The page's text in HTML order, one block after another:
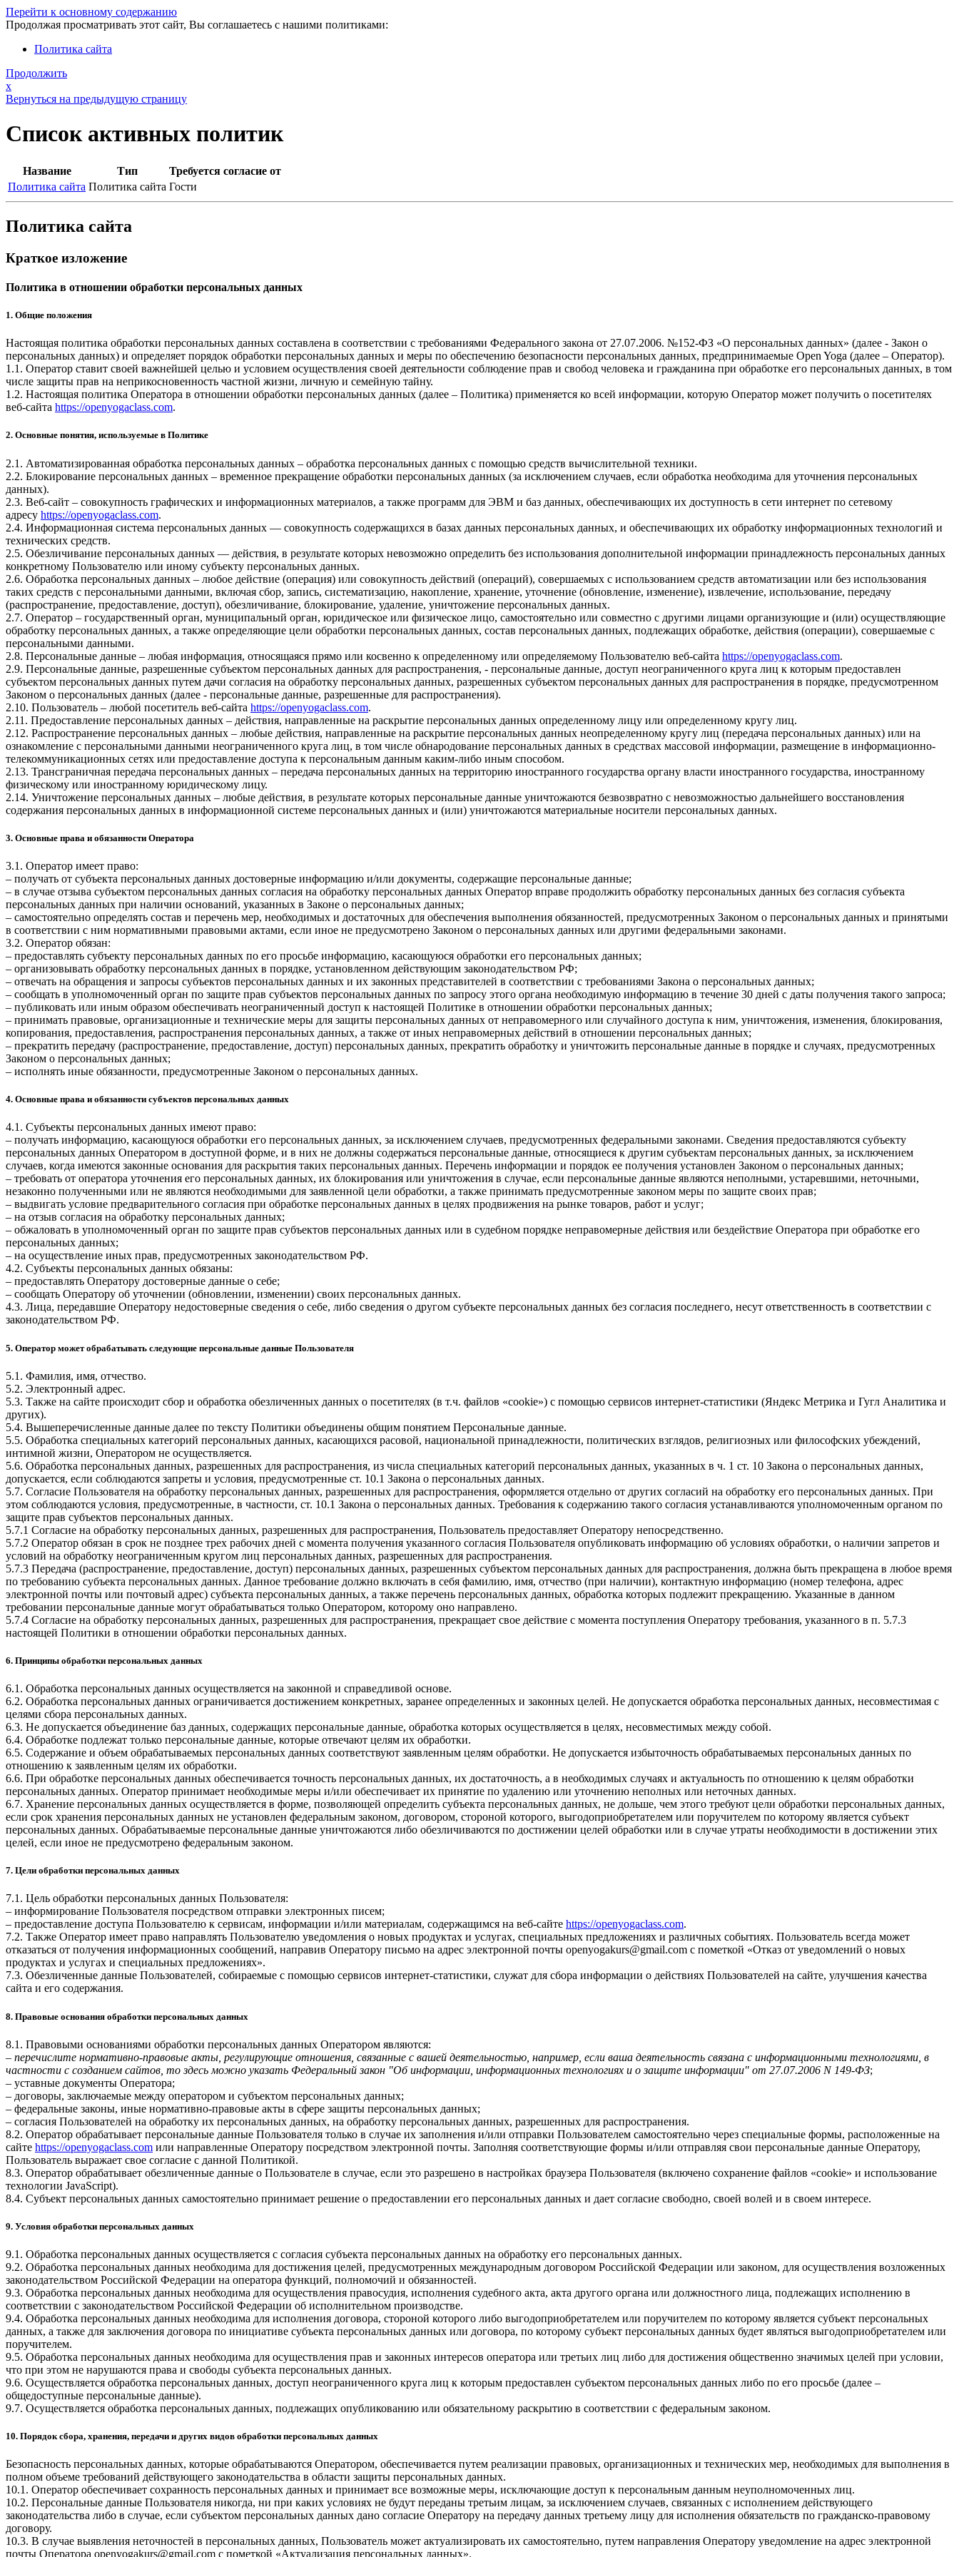
Перейти к основному содержанию
Продолжая просматривать этот сайт, Вы соглашаетесь с нашими политиками:
Политика сайта
Продолжить
x
Вернуться на предыдущую страницу
Список активных политик
Название Тип
Требуется согласие от
Политика сайта Политика сайта Гости
Политика сайта
Краткое изложение
Политика в отношении обработки персональных данных
1. Общие положения
Настоящая политика обработки персональных данных составлена в соответствии с требованиями Федерального закона от 27.07.2006. №152-ФЗ «О персональных данных» (далее - Закон о
персональных данных) и определяет порядок обработки персональных данных и меры по обеспечению безопасности персональных данных, предпринимаемые Open Yoga (далее – Оператор).
1.1. Оператор ставит своей важнейшей целью и условием осуществления своей деятельности соблюдение прав и свобод человека и гражданина при обработке его персональных данных, в том
числе защиты прав на неприкосновенность частной жизни, личную и семейную тайну.
1.2. Настоящая политика Оператора в отношении обработки персональных данных (далее – Политика) применяется ко всей информации, которую Оператор может получить о посетителях
веб-сайта https://openyogaclass.com.
2. Основные понятия, используемые в Политике
2.1. Автоматизированная обработка персональных данных – обработка персональных данных с помощью средств вычислительной техники.
2.2. Блокирование персональных данных – временное прекращение обработки персональных данных (за исключением случаев, если обработка необходима для уточнения персональных
данных).
2.3. Веб-сайт – совокупность графических и информационных материалов, а также программ для ЭВМ и баз данных, обеспечивающих их доступность в сети интернет по сетевому
адресу https://openyogaclass.com.
2.4. Информационная система персональных данных — совокупность содержащихся в базах данных персональных данных, и обеспечивающих их обработку информационных технологий и
технических средств.
2.5. Обезличивание персональных данных — действия, в результате которых невозможно определить без использования дополнительной информации принадлежность персональных данных
конкретному Пользователю или иному субъекту персональных данных.
2.6. Обработка персональных данных – любое действие (операция) или совокупность действий (операций), совершаемых с использованием средств автоматизации или без использования
таких средств с персональными данными, включая сбор, запись, систематизацию, накопление, хранение, уточнение (обновление, изменение), извлечение, использование, передачу
(распространение, предоставление, доступ), обезличивание, блокирование, удаление, уничтожение персональных данных.
2.7. Оператор – государственный орган, муниципальный орган, юридическое или физическое лицо, самостоятельно или совместно с другими лицами организующие и (или) осуществляющие
обработку персональных данных, а также определяющие цели обработки персональных данных, состав персональных данных, подлежащих обработке, действия (операции), совершаемые с
персональными данными.
2.8. Персональные данные – любая информация, относящаяся прямо или косвенно к определенному или определяемому Пользователю веб-сайта https://openyogaclass.com.
2.9. Персональные данные, разрешенные субъектом персональных данных для распространения, - персональные данные, доступ неограниченного круга лиц к которым предоставлен
субъектом персональных данных путем дачи согласия на обработку персональных данных, разрешенных субъектом персональных данных для распространения в порядке, предусмотренном
Законом о персональных данных (далее - персональные данные, разрешенные для распространения).
2.10. Пользователь – любой посетитель веб-сайта https://openyogaclass.com.
2.11. Предоставление персональных данных – действия, направленные на раскрытие персональных данных определенному лицу или определенному кругу лиц.
2.12. Распространение персональных данных – любые действия, направленные на раскрытие персональных данных неопределенному кругу лиц (передача персональных данных) или на
ознакомление с персональными данными неограниченного круга лиц, в том числе обнародование персональных данных в средствах массовой информации, размещение в информационно-
телекоммуникационных сетях или предоставление доступа к персональным данным каким-либо иным способом.
2.13. Трансграничная передача персональных данных – передача персональных данных на территорию иностранного государства органу власти иностранного государства, иностранному
физическому или иностранному юридическому лицу.
2.14. Уничтожение персональных данных – любые действия, в результате которых персональные данные уничтожаются безвозвратно с невозможностью дальнейшего восстановления
содержания персональных данных в информационной системе персональных данных и (или) уничтожаются материальные носители персональных данных.
3. Основные права и обязанности Оператора
3.1. Оператор имеет право:
– получать от субъекта персональных данных достоверные информацию и/или документы, содержащие персональные данные;
– в случае отзыва субъектом персональных данных согласия на обработку персональных данных Оператор вправе продолжить обработку персональных данных без согласия субъекта
персональных данных при наличии оснований, указанных в Законе о персональных данных;
– самостоятельно определять состав и перечень мер, необходимых и достаточных для обеспечения выполнения обязанностей, предусмотренных Законом о персональных данных и принятыми
в соответствии с ним нормативными правовыми актами, если иное не предусмотрено Законом о персональных данных или другими федеральными законами.
3.2. Оператор обязан:
– предоставлять субъекту персональных данных по его просьбе информацию, касающуюся обработки его персональных данных;
– организовывать обработку персональных данных в порядке, установленном действующим законодательством РФ;
– отвечать на обращения и запросы субъектов персональных данных и их законных представителей в соответствии с требованиями Закона о персональных данных;
– сообщать в уполномоченный орган по защите прав субъектов персональных данных по запросу этого органа необходимую информацию в течение 30 дней с даты получения такого запроса;
– публиковать или иным образом обеспечивать неограниченный доступ к настоящей Политике в отношении обработки персональных данных;
– принимать правовые, организационные и технические меры для защиты персональных данных от неправомерного или случайного доступа к ним, уничтожения, изменения, блокирования,
копирования, предоставления, распространения персональных данных, а также от иных неправомерных действий в отношении персональных данных;
– прекратить передачу (распространение, предоставление, доступ) персональных данных, прекратить обработку и уничтожить персональные данные в порядке и случаях, предусмотренных
Законом о персональных данных;
– исполнять иные обязанности, предусмотренные Законом о персональных данных.
4. Основные права и обязанности субъектов персональных данных
4.1. Субъекты персональных данных имеют право:
– получать информацию, касающуюся обработки его персональных данных, за исключением случаев, предусмотренных федеральными законами. Сведения предоставляются субъекту
персональных данных Оператором в доступной форме, и в них не должны содержаться персональные данные, относящиеся к другим субъектам персональных данных, за исключением
случаев, когда имеются законные основания для раскрытия таких персональных данных. Перечень информации и порядок ее получения установлен Законом о персональных данных;
– требовать от оператора уточнения его персональных данных, их блокирования или уничтожения в случае, если персональные данные являются неполными, устаревшими, неточными,
незаконно полученными или не являются необходимыми для заявленной цели обработки, а также принимать предусмотренные законом меры по защите своих прав;
– выдвигать условие предварительного согласия при обработке персональных данных в целях продвижения на рынке товаров, работ и услуг;
– на отзыв согласия на обработку персональных данных;
– обжаловать в уполномоченный орган по защите прав субъектов персональных данных или в судебном порядке неправомерные действия или бездействие Оператора при обработке его
персональных данных;
– на осуществление иных прав, предусмотренных законодательством РФ.
4.2. Субъекты персональных данных обязаны:
– предоставлять Оператору достоверные данные о себе;
– сообщать Оператору об уточнении (обновлении, изменении) своих персональных данных.
4.3. Лица, передавшие Оператору недостоверные сведения о себе, либо сведения о другом субъекте персональных данных без согласия последнего, несут ответственность в соответствии с
законодательством РФ.
5. Оператор может обрабатывать следующие персональные данные Пользователя
5.1. Фамилия, имя, отчество.
5.2. Электронный адрес.
5.3. Также на сайте происходит сбор и обработка обезличенных данных о посетителях (в т.ч. файлов «cookie») с помощью сервисов интернет-статистики (Яндекс Метрика и Гугл Аналитика и
других).
5.4. Вышеперечисленные данные далее по тексту Политики объединены общим понятием Персональные данные.
5.5. Обработка специальных категорий персональных данных, касающихся расовой, национальной принадлежности, политических взглядов, религиозных или философских убеждений,
интимной жизни, Оператором не осуществляется.
5.6. Обработка персональных данных, разрешенных для распространения, из числа специальных категорий персональных данных, указанных в ч. 1 ст. 10 Закона о персональных данных,
допускается, если соблюдаются запреты и условия, предусмотренные ст. 10.1 Закона о персональных данных.
5.7. Согласие Пользователя на обработку персональных данных, разрешенных для распространения, оформляется отдельно от других согласий на обработку его персональных данных. При
этом соблюдаются условия, предусмотренные, в частности, ст. 10.1 Закона о персональных данных. Требования к содержанию такого согласия устанавливаются уполномоченным органом по
защите прав субъектов персональных данных.
5.7.1 Согласие на обработку персональных данных, разрешенных для распространения, Пользователь предоставляет Оператору непосредственно.
5.7.2 Оператор обязан в срок не позднее трех рабочих дней с момента получения указанного согласия Пользователя опубликовать информацию об условиях обработки, о наличии запретов и
условий на обработку неограниченным кругом лиц персональных данных, разрешенных для распространения.
5.7.3 Передача (распространение, предоставление, доступ) персональных данных, разрешенных субъектом персональных данных для распространения, должна быть прекращена в любое время
по требованию субъекта персональных данных. Данное требование должно включать в себя фамилию, имя, отчество (при наличии), контактную информацию (номер телефона, адрес
электронной почты или почтовый адрес) субъекта персональных данных, а также перечень персональных данных, обработка которых подлежит прекращению. Указанные в данном
требовании персональные данные могут обрабатываться только Оператором, которому оно направлено.
5.7.4 Согласие на обработку персональных данных, разрешенных для распространения, прекращает свое действие с момента поступления Оператору требования, указанного в п. 5.7.3
настоящей Политики в отношении обработки персональных данных.
6. Принципы обработки персональных данных
6.1. Обработка персональных данных осуществляется на законной и справедливой основе.
6.2. Обработка персональных данных ограничивается достижением конкретных, заранее определенных и законных целей. Не допускается обработка персональных данных, несовместимая с
целями сбора персональных данных.
6.3. Не допускается объединение баз данных, содержащих персональные данные, обработка которых осуществляется в целях, несовместимых между собой.
6.4. Обработке подлежат только персональные данные, которые отвечают целям их обработки.
6.5. Содержание и объем обрабатываемых персональных данных соответствуют заявленным целям обработки. Не допускается избыточность обрабатываемых персональных данных по
отношению к заявленным целям их обработки.
6.6. При обработке персональных данных обеспечивается точность персональных данных, их достаточность, а в необходимых случаях и актуальность по отношению к целям обработки
персональных данных. Оператор принимает необходимые меры и/или обеспечивает их принятие по удалению или уточнению неполных или неточных данных.
6.7. Хранение персональных данных осуществляется в форме, позволяющей определить субъекта персональных данных, не дольше, чем этого требуют цели обработки персональных данных,
если срок хранения персональных данных не установлен федеральным законом, договором, стороной которого, выгодоприобретателем или поручителем по которому является субъект
персональных данных. Обрабатываемые персональные данные уничтожаются либо обезличиваются по достижении целей обработки или в случае утраты необходимости в достижении этих
целей, если иное не предусмотрено федеральным законом.
7. Цели обработки персональных данных
7.1. Цель обработки персональных данных Пользователя:
– информирование Пользователя посредством отправки электронных писем;
– предоставление доступа Пользователю к сервисам, информации и/или материалам, содержащимся на веб-сайте https://openyogaclass.com.
7.2. Также Оператор имеет право направлять Пользователю уведомления о новых продуктах и услугах, специальных предложениях и различных событиях. Пользователь всегда может
отказаться от получения информационных сообщений, направив Оператору письмо на адрес электронной почты openyogakurs@gmail.com с пометкой «Отказ от уведомлений о новых
продуктах и услугах и специальных предложениях».
7.3. Обезличенные данные Пользователей, собираемые с помощью сервисов интернет-статистики, служат для сбора информации о действиях Пользователей на сайте, улучшения качества
сайта и его содержания.
8. Правовые основания обработки персональных данных
8.1. Правовыми основаниями обработки персональных данных Оператором являются:
– перечислите нормативно-правовые акты, регулирующие отношения, связанные с вашей деятельностью, например, если ваша деятельность связана с информационными технологиями, в
частности с созданием сайтов, то здесь можно указать Федеральный закон "Об информации, информационных технологиях и о защите информации" от 27.07.2006 N 149-ФЗ;
– уставные документы Оператора;
– договоры, заключаемые между оператором и субъектом персональных данных;
– федеральные законы, иные нормативно-правовые акты в сфере защиты персональных данных;
– согласия Пользователей на обработку их персональных данных, на обработку персональных данных, разрешенных для распространения.
8.2. Оператор обрабатывает персональные данные Пользователя только в случае их заполнения и/или отправки Пользователем самостоятельно через специальные формы, расположенные на
сайте https://openyogaclass.com или направленные Оператору посредством электронной почты. Заполняя соответствующие формы и/или отправляя свои персональные данные Оператору,
Пользователь выражает свое согласие с данной Политикой.
8.3. Оператор обрабатывает обезличенные данные о Пользователе в случае, если это разрешено в настройках браузера Пользователя (включено сохранение файлов «cookie» и использование
технологии JavaScript).
8.4. Субъект персональных данных самостоятельно принимает решение о предоставлении его персональных данных и дает согласие свободно, своей волей и в своем интересе.
9. Условия обработки персональных данных
9.1. Обработка персональных данных осуществляется с согласия субъекта персональных данных на обработку его персональных данных.
9.2. Обработка персональных данных необходима для достижения целей, предусмотренных международным договором Российской Федерации или законом, для осуществления возложенных
законодательством Российской Федерации на оператора функций, полномочий и обязанностей.
9.3. Обработка персональных данных необходима для осуществления правосудия, исполнения судебного акта, акта другого органа или должностного лица, подлежащих исполнению в
соответствии с законодательством Российской Федерации об исполнительном производстве.
9.4. Обработка персональных данных необходима для исполнения договора, стороной которого либо выгодоприобретателем или поручителем по которому является субъект персональных
данных, а также для заключения договора по инициативе субъекта персональных данных или договора, по которому субъект персональных данных будет являться выгодоприобретателем или
поручителем.
9.5. Обработка персональных данных необходима для осуществления прав и законных интересов оператора или третьих лиц либо для достижения общественно значимых целей при условии,
что при этом не нарушаются права и свободы субъекта персональных данных.
9.6. Осуществляется обработка персональных данных, доступ неограниченного круга лиц к которым предоставлен субъектом персональных данных либо по его просьбе (далее –
общедоступные персональные данные).
9.7. Осуществляется обработка персональных данных, подлежащих опубликованию или обязательному раскрытию в соответствии с федеральным законом.
10. Порядок сбора, хранения, передачи и других видов обработки персональных данных
Безопасность персональных данных, которые обрабатываются Оператором, обеспечивается путем реализации правовых, организационных и технических мер, необходимых для выполнения в
полном объеме требований действующего законодательства в области защиты персональных данных.
10.1. Оператор обеспечивает сохранность персональных данных и принимает все возможные меры, исключающие доступ к персональным данным неуполномоченных лиц.
10.2. Персональные данные Пользователя никогда, ни при каких условиях не будут переданы третьим лицам, за исключением случаев, связанных с исполнением действующего
законодательства либо в случае, если субъектом персональных данных дано согласие Оператору на передачу данных третьему лицу для исполнения обязательств по гражданско-правовому
договору.
10.3. В случае выявления неточностей в персональных данных, Пользователь может актуализировать их самостоятельно, путем направления Оператору уведомление на адрес электронной
почты Оператора openyogakurs@gmail.com с пометкой «Актуализация персональных данных».